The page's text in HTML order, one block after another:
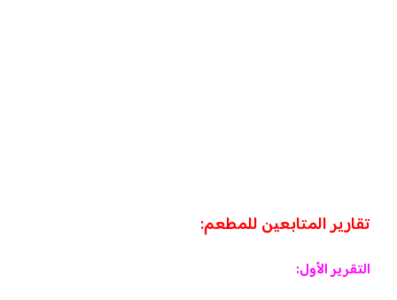
تقارير المتابعين للمطعم:
التقرير الأول: